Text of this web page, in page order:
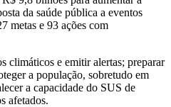
da saúde pública a eventos
metas e 93 ações com
climáticos e emitir alertas; preparar
a população, sobretudo em
a capacidade do SUS de
afetados.